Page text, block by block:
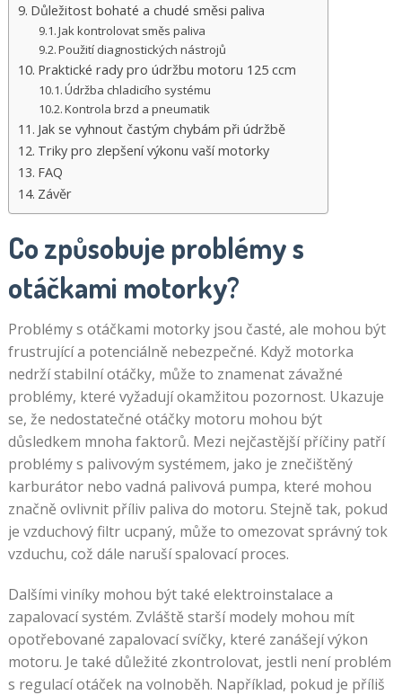
Důležitost bohaté a chudé směsi paliva
Jak kontrolovat směs paliva
Použití diagnostických nástrojů
Praktické rady pro údržbu motoru 125 ccm
Údržba chladicího systému
Kontrola brzd a pneumatik
Jak se vyhnout častým chybám při údržbě
Triky pro zlepšení výkonu vaší motorky
FAQ
Závěr
Co způsobuje problémy s
otáčkami motorky?
Problémy s otáčkami motorky jsou časté, ale mohou být
frustrující a potenciálně nebezpečné. Když motorka
nedrží stabilní otáčky, může to znamenat závažné
problémy, které vyžadují okamžitou pozornost. Ukazuje
se, že nedostatečné otáčky motoru mohou být
důsledkem mnoha faktorů. Mezi nejčastější příčiny patří
problémy s palivovým systémem, jako je znečištěný
karburátor nebo vadná palivová pumpa, které mohou
značně ovlivnit příliv paliva do motoru. Stejně tak, pokud
je vzduchový filtr ucpaný, může to omezovat správný tok
vzduchu, což dále naruší spalovací proces.
Dalšími viníky mohou být také elektroinstalace a
zapalovací systém. Zvláště starší modely mohou mít
opotřebované zapalovací svíčky, které zanášejí výkon
motoru. Je také důležité zkontrolovat, jestli není problém
s regulací otáček na volnoběh. Například, pokud je příliš